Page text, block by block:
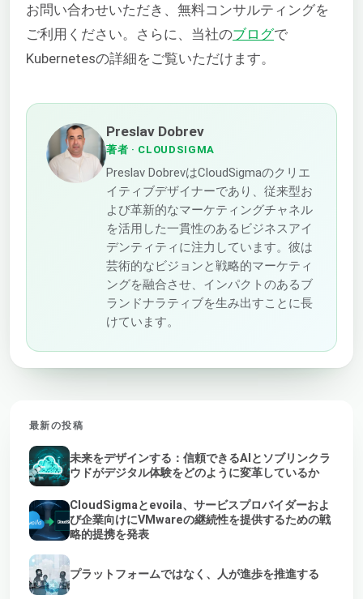
お問い合わせいただき、無料コンサルティングを
ご利用ください。さらに、当社のブログで
Kubernetesの詳細をご覧いただけます。
Preslav Dobrev
著者 · CLOUDSIGMA
Preslav DobrevはCloudSigmaのクリエ
イティブデザイナーであり、従来型お
よび革新的なマーケティングチャネル
を活用した一貫性のあるビジネスアイ
デンティティに注力しています。彼は
芸術的なビジョンと戦略的マーケティ
ングを融合させ、インパクトのあるブ
ランドナラティブを生み出すことに長
けています。
最新の投稿
未来をデザインする：信頼できるAIとソブリンクラ
ウドがデジタル体験をどのように変革しているか
CloudSigmaとevoila、サービスプロバイダーおよ
び企業向けにVMwareの継続性を提供するための戦
略的提携を発表
プラットフォームではなく、人が進歩を推進する